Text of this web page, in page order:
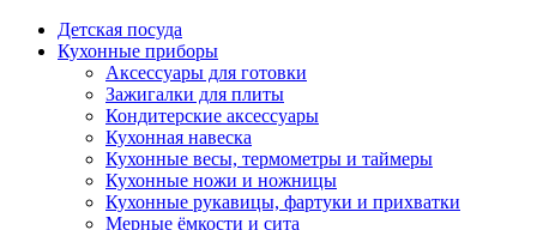
Детская посуда
Кухонные приборы
Аксессуары для готовки
Зажигалки для плиты
Кондитерские аксессуары
Кухонная навеска
Кухонные весы, термометры и таймеры
Кухонные ножи и ножницы
Кухонные рукавицы, фартуки и прихватки
Мерные ёмкости и сита